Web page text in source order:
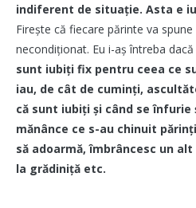
indiferent de situație. Asta e
Firește că fiecare părinte va
necondiționat. Eu i-aș întreba
sunt iubiți fix pentru ceea ce
iau, de cât de cuminți,
că sunt iubiți și când se înfurie
mănânce ce s-au chinuit
să adoarmă, îmbrâncesc un
la grădiniță etc.